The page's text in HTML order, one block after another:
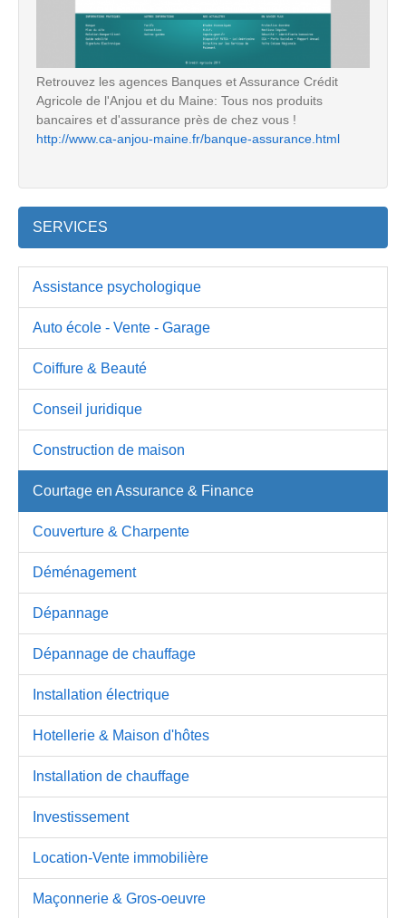
Retrouvez les agences Banques et Assurance Crédit
Agricole de l'Anjou et du Maine: Tous nos produits
bancaires et d'assurance près de chez vous !
http://www.ca-anjou-maine.fr/banque-assurance.html
SERVICES
Assistance psychologique
Auto école - Vente - Garage
Coiffure & Beauté
Conseil juridique
Construction de maison
Courtage en Assurance & Finance
Couverture & Charpente
Déménagement
Dépannage
Dépannage de chauffage
Installation électrique
Hotellerie & Maison d'hôtes
Installation de chauffage
Investissement
Location-Vente immobilière
Maçonnerie & Gros-oeuvre